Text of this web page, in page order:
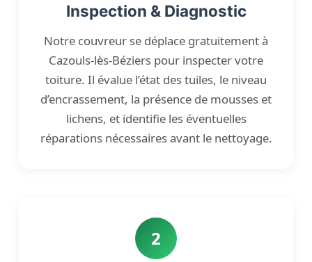
Inspection & Diagnostic
Notre couvreur se déplace gratuitement à
Cazouls-lès-Béziers pour inspecter votre
toiture. Il évalue l’état des tuiles, le niveau
d’encrassement, la présence de mousses et
lichens, et identifie les éventuelles
réparations nécessaires avant le nettoyage.
2